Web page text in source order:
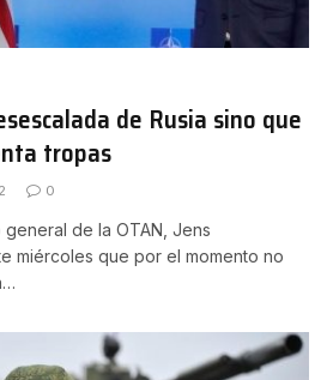
de Rusia sino que
tropas
0
de la OTAN, Jens
miércoles que por el momento no